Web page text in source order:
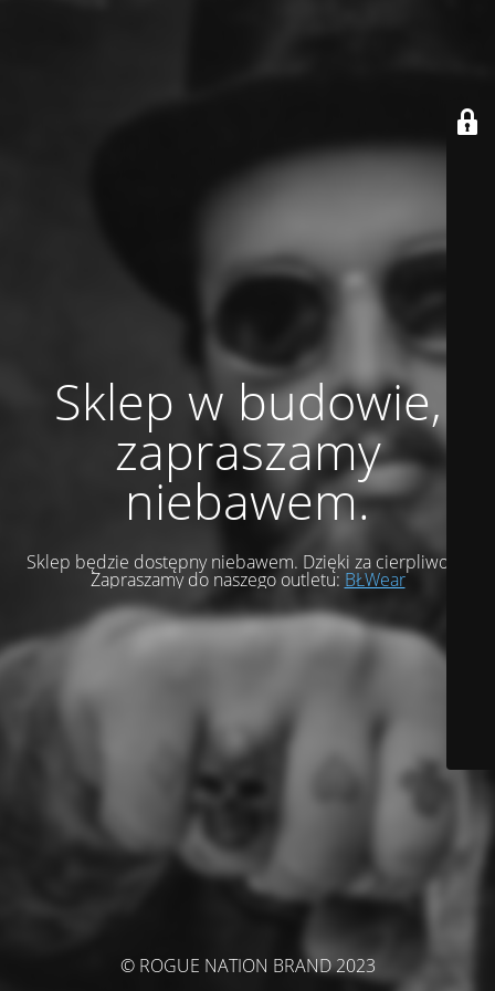
Sklep w budowie,
zapraszamy
niebawem.
Sklep będzie dostępny niebawem. Dzięki za cierpliwość.
Zapraszamy do naszego outletu: BŁWear
© ROGUE NATION BRAND 2023